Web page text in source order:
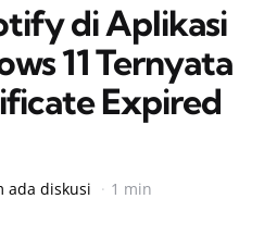
di Aplikasi
11 Ternyata
Expired
ada diskusi 1 min